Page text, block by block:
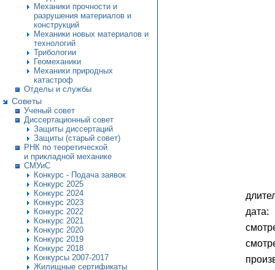
Механики прочности и
разрушения материалов и
конструкций
Механики новых материалов и
технологий
Трибологии
Геомеханики
Механики природных
катастроф
Отделы и службы
Советы
Ученый совет
Диссертационный совет
Защиты диссертаций
Защиты (старый совет)
РНК по теоретической
и прикладной механике
СМУиС
Конкурс - Подача заявок
Конкурс 2025
Конкурс 2024
Конкурс 2023
Конкурс 2022
Конкурс 2021
Конкурс 2020
Конкурс 2019
Конкурс 2018
Конкурсы 2007-2017
Жилищные сертификаты
дата: